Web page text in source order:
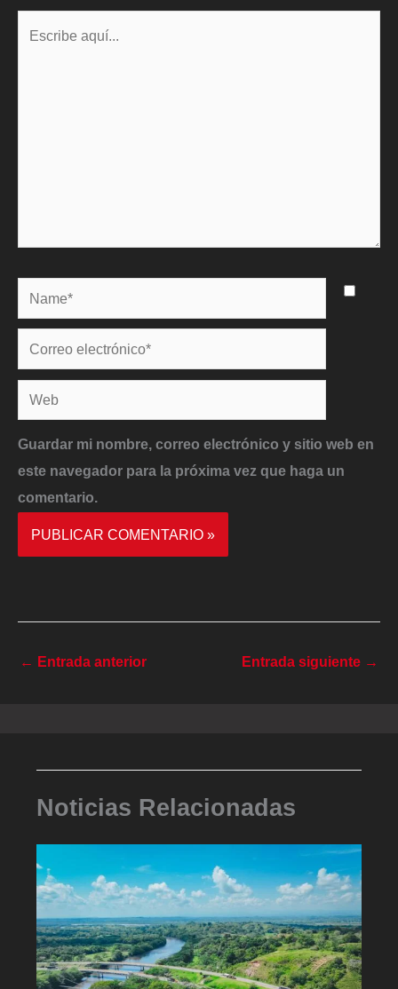
Name*
Correo
electrónico*
Web
Guardar mi nombre, correo electrónico y sitio web en
este navegador para la próxima vez que haga un
comentario.
← Entrada anterior Entrada siguiente →
Noticias Relacionadas